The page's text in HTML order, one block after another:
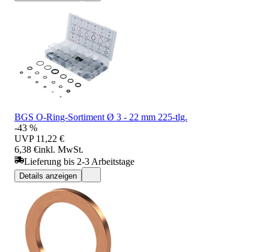
BGS O-Ring-Sortiment Ø 3 - 22 mm 225-tlg.
-43 %
UVP 11,22 €
6,38 €inkl. MwSt.
Lieferung bis 2-3 Arbeitstage
Details anzeigen